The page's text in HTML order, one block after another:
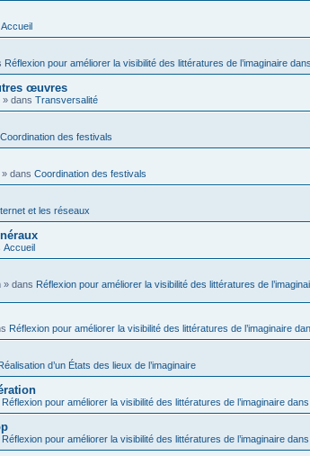
Accueil
Réflexion pour améliorer la visibilité des littératures de l’imaginaire
œuvres
» dans Transversalité
Coordination des festivals
dans Coordination des festivals
et les réseaux
Accueil
» dans Réflexion pour améliorer la visibilité des littératures de
Réflexion pour améliorer la visibilité des littératures de l’imaginaire
d’un États des lieux de l’imaginaire
Réflexion pour améliorer la visibilité des littératures de l’imaginaire
Réflexion pour améliorer la visibilité des littératures de l’imaginaire